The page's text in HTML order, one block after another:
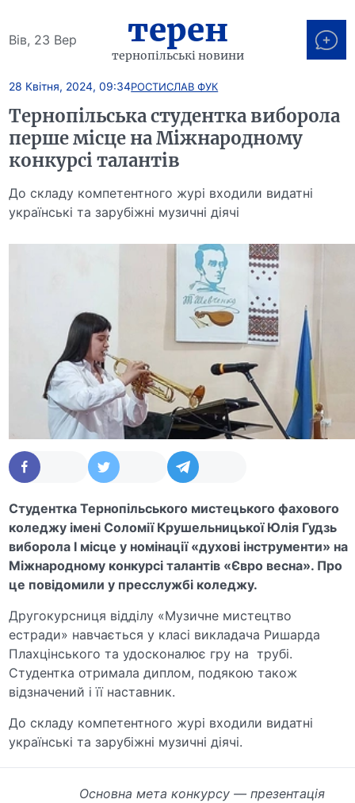
Вів, 23 Вер терен
тернопільські новини
28 Квітня, 2024, 09:34РОСТИСЛАВ ФУК
Тернопільська студентка виборола
перше місце на Міжнародному
конкурсі талантів
До складу компетентного журі входили видатні
українські та зарубіжні музичні діячі
Студентка Тернопільського мистецького фахового
коледжу імені Соломії Крушельницької Юлія Гудзь
виборола І місце у номінації «духові інструменти» на
Міжнародному конкурсі талантів «Євро весна». Про
це повідомили у пресслужбі коледжу.
Другокурсниця відділу «Музичне мистецтво
естради» навчається у класі викладача Ришарда
Плахцінського та удосконалює гру на трубі.
Студентка отримала диплом, подякою також
відзначений і її наставник.
До складу компетентного журі входили видатні
українські та зарубіжні музичні діячі.
Основна мета конкурсу — презентація